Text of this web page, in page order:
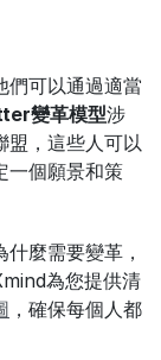
們可以通過適當
變革模型涉
盟，這些人可以
一個願景和策
麼需要變革，
為您提供清
，確保每個人都